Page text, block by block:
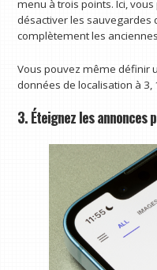
menu à trois points. Ici,
désactiver les
complètement les
Vous pouvez même définir
données de localisation à 3,
3. Éteignez les annonces